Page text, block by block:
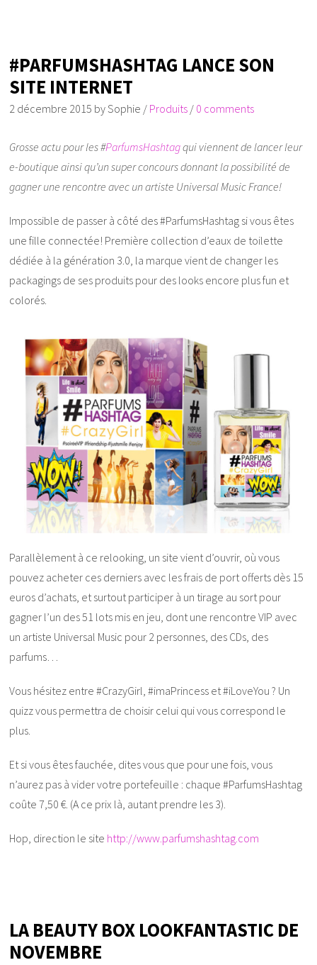
#PARFUMSHASHTAG LANCE SON
SITE INTERNET
2 décembre 2015 bySophie / Produits / 0 comments
Grosse actu pour les #ParfumsHashtagqui viennent de lancer leur
e-boutique ainsi qu’un super concours donnant la possibilité de
gagner une rencontre avec un artiste Universal Music France!
Impossible de passer à côté des #ParfumsHashtag si vous êtes
une fille connectée! Première collection d’eaux de toilette
dédiée à la génération 3.0, la marque vient de changer les
packagings de ses produits pour des looks encore plus fun et
colorés.
Parallèlement à ce relooking, un site vient d’ouvrir, où vous
pouvez acheter ces derniers avec les frais de port offerts dès 15
euros d’achats, et surtout participer à un tirage au sort pour
gagner l’un des 51 lots mis en jeu, dont une rencontre VIP avec
un artiste Universal Music pour 2 personnes, des CDs, des
parfums…
Vous hésitez entre #CrazyGirl, #imaPrincess et #iLoveYou ? Un
quizz vous permettra de choisir celui qui vous correspond le
plus.
Et si vous êtes fauchée, dites vous que pour une fois, vous
n’aurez pas à vider votre portefeuille : chaque #ParfumsHashtag
coûte 7,50 €. (A ce prix là, autant prendre les 3).
Hop, direction le site http://www.parfumshashtag.com
LA BEAUTY BOX LOOKFANTASTIC DE
NOVEMBRE